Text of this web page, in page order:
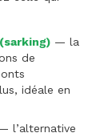
— la
de
idéale en
l’alternative